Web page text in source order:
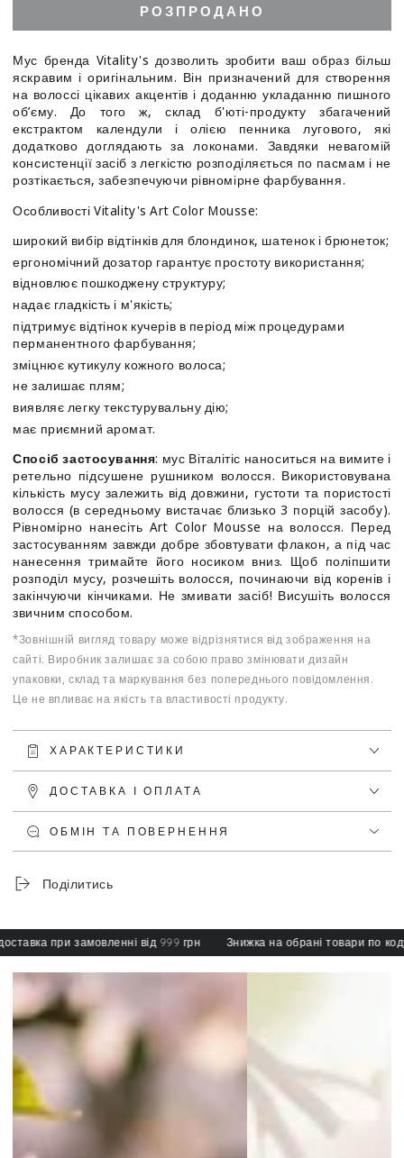
для
волосся,
фарбувальний
200
мл
-
Vitality&#39;s
Art
Mousse
200
ml
для
волосся,
фарбувальний
200
мл
-
Vitality&#39;s
Art
Mousse
200
ml
РОЗПРОДАНО
Мус бренда Vitality's дозволить зробити ваш образ більш
яскравим і оригінальним. Він призначений для створення
на волоссі цікавих акцентів і доданню укладанню пишного
об’єму. До того ж, склад б'юті-продукту збагачений
екстрактом календули і олією пенника лугового, які
додатково доглядають за локонами. Завдяки невагомій
консистенції засіб з легкістю розподіляється по пасмам і не
розтікається, забезпечуючи рівномірне фарбування.
Особливості Vitality's Art Color Mousse:
широкий вибір відтінків для блондинок, шатенок і брюнеток;
ергономічний дозатор гарантує простоту використання;
відновлює пошкоджену структуру;
надає гладкість і м'якість;
підтримує відтінок кучерів в період між процедурами
перманентного фарбування;
зміцнює кутикулу кожного волоса;
не залишає плям;
виявляє легку текстурувальну дію;
має приємний аромат.
Спосіб застосування: мус Віталітіс наноситься на вимите і
ретельно підсушене рушником волосся. Використовувана
кількість мусу залежить від довжини, густоти та пористості
волосся (в середньому вистачає близько 3 порцій засобу).
Рівномірно нанесіть Art Color Mousse на волосся. Перед
застосуванням завжди добре збовтувати флакон, а під час
нанесення тримайте його носиком вниз. Щоб поліпшити
розподіл мусу, розчешіть волосся, починаючи від коренів і
закінчуючи кінчиками. Не змивати засіб! Висушіть волосся
звичним способом.
*Зовнішній вигляд товару може відрізнятися від зображення на
сайті. Виробник залишає за собою право змінювати дизайн
упаковки, склад та маркування без попереднього повідомлення.
Це не впливає на якість та властивості продукту.
ХАРАКТЕРИСТИКИ
ДОСТАВКА І ОПЛАТА
ОБМІН ТА ПОВЕРНЕННЯ
Поділитись
при замовленні від 999 грн Знижка на обрані товари по коду: